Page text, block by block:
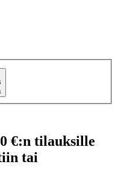
€:n tilauksille
tai